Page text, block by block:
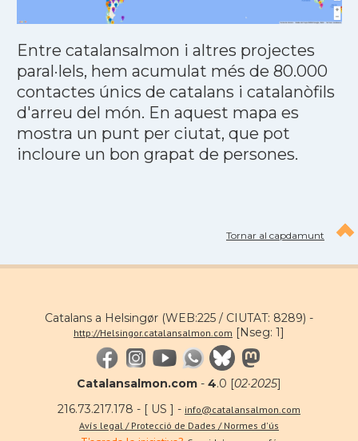
Entre catalansalmon i altres projectes
paral·lels, hem acumulat més de 80.000
contactes únics de catalans i catalanòfils
d'arreu del món. En aquest mapa es
mostra un punt per ciutat, que pot
incloure un bon grapat de persones.
Tornar al capdamunt
Catalans a Helsingør (WEB:225 / CIUTAT: 8289) -
http://Helsingor.catalansalmon.com [Nseg: 1]
Catalansalmon.com - 4.0 [02·2025]
216.73.217.178 - [ US ] - info@catalansalmon.com
Avís legal / Protecció de Dades / Normes d'ús